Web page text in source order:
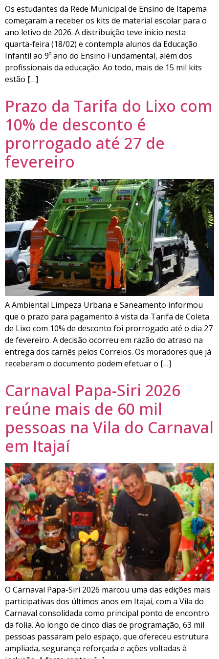
Os estudantes da Rede Municipal de Ensino de Itapema
começaram a receber os kits de material escolar para o
ano letivo de 2026. A distribuição teve início nesta
quarta-feira (18/02) e contempla alunos da Educação
Infantil ao 9º ano do Ensino Fundamental, além dos
profissionais da educação. Ao todo, mais de 15 mil kits
estão […]
Prazo da Tarifa do Lixo com
10% de desconto é
prorrogado até 27 de
fevereiro
A Ambiental Limpeza Urbana e Saneamento informou
que o prazo para pagamento à vista da Tarifa de Coleta
de Lixo com 10% de desconto foi prorrogado até o dia 27
de fevereiro. A decisão ocorreu em razão do atraso na
entrega dos carnês pelos Correios. Os moradores que já
receberam o documento podem efetuar o […]
Carnaval Papa-Siri 2026
reúne mais de 60 mil
pessoas na Vila do Carnaval
em Itajaí
O Carnaval Papa-Siri 2026 marcou uma das edições mais
participativas dos últimos anos em Itajaí, com a Vila do
Carnaval consolidada como principal ponto de encontro
da folia. Ao longo de cinco dias de programação, 63 mil
pessoas passaram pelo espaço, que ofereceu estrutura
ampliada, segurança reforçada e ações voltadas à